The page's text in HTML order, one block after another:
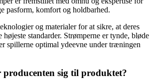
pasform, komfort og holdbarhed.
og materialer for at sikre, at deres
standarder. Strømperne er tynde, bløde
spillerne optimal ydeevne under træningen
sig til produktet?